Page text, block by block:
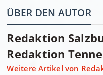
ÜBER DEN AUTOR
Redaktion
Redaktion
Weitere Artikel von